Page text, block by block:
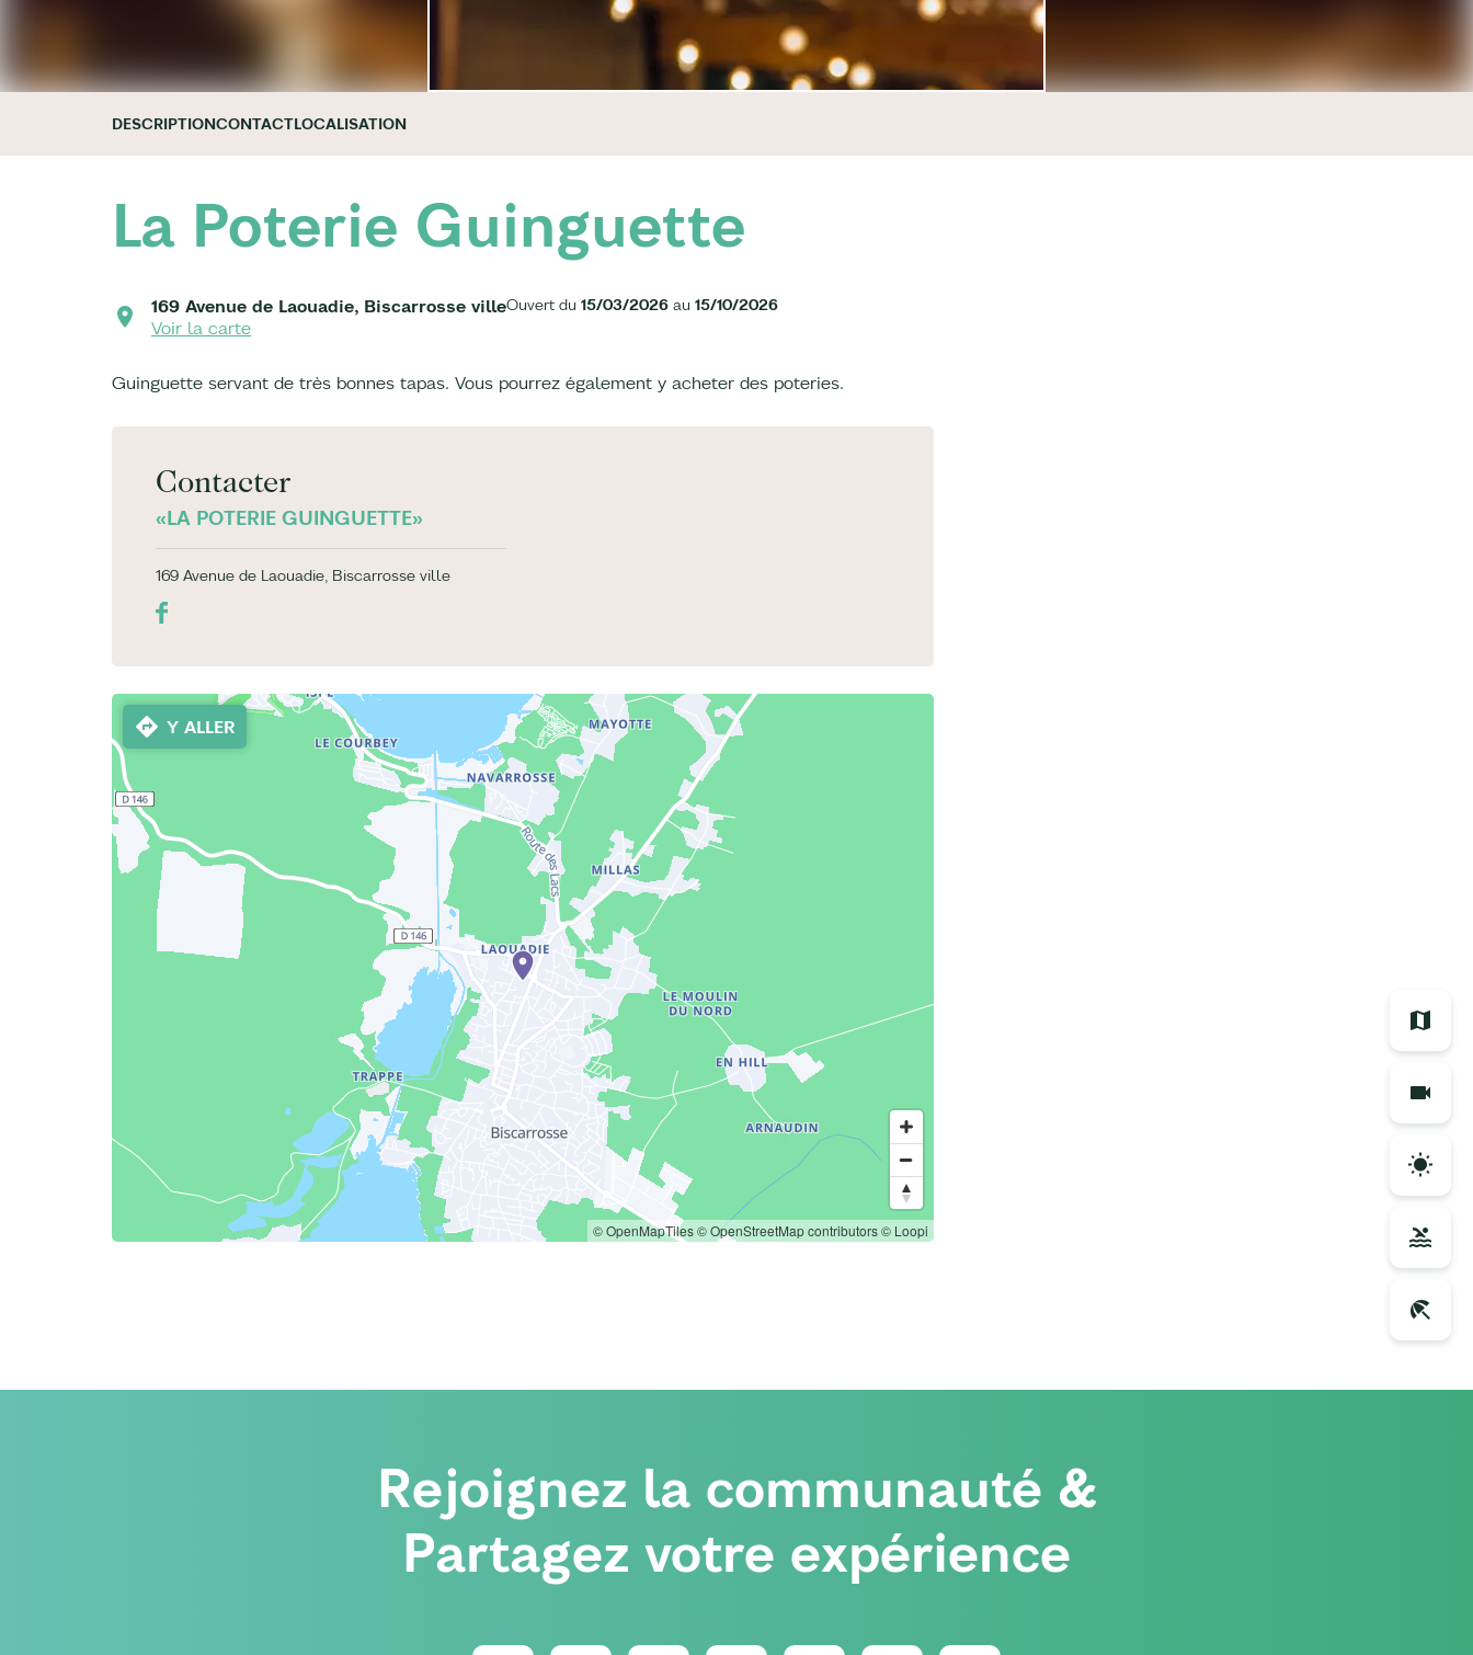
DESCRIPTIONCONTACTLOCALISATION
La Poterie Guinguette
169 Avenue de Laouadie, Biscarrosse ville
Voir la carte
Ouvert du 15/03/2026 au 15/10/2026
Guinguette servant de très bonnes tapas. Vous pourrez également y acheter des poteries.
Contacter
«LA POTERIE GUINGUETTE»
169 Avenue de Laouadie, Biscarrosse ville
Y ALLER
© OpenMapTiles© OpenStreetMap contributors© Loopi
Rejoignez la communauté &
Partagez votre expérience